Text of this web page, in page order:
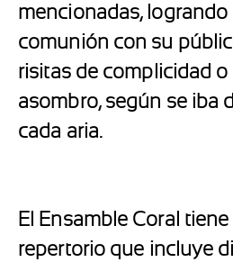
mencionadas, logrando
comunión con su
risitas de complicidad
asombro, según se iba
cada aria.
El Ensamble Coral
repertorio que incluye